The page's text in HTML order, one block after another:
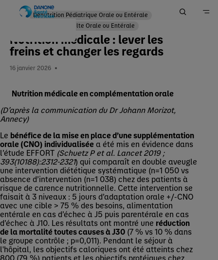
Accueil
Me Former
Actualités
Dénutrition Pédiatrique Orale ou Entérale
Dénutrition Adulte Orale ou Entérale
16 janvier 2026
Nutrition médicale : lever les
freins et changer les regards
Nutrition médicale en complémentation orale
(D’après la communication du Dr Johann Morizot,
Annecy)
Le bénéfice de la mise en place d’une supplémentation
orale (CNO) individualiséea été mis en évidence dans
l’étude EFFORT (Schuetz P et al. Lancet 2019 ;
393(10188):2312-2321) qui comparaît en double aveugle
une intervention diététique systématique (n=1 050 vs
absence d’intervention (n=1 038) chez des patients à
risque de carence nutritionnelle. Cette intervention se
faisait à 3 niveaux : 5 jours d’adaptation orale +/-CNO
avec une cible > 75 % des besoins, alimentation
entérale en cas d’échec à J5 puis parentérale en cas
d’échec à J10. Les résultats ont montré une réduction
de la mortalité toutes causes à J30 (7 % vs 10 % dans
le groupe contrôle ; p=0,011). Pendant le séjour à
l'hôpital, les objectifs caloriques ont été atteints chez
800 (79 %) patients et les objectifs protéiques chez